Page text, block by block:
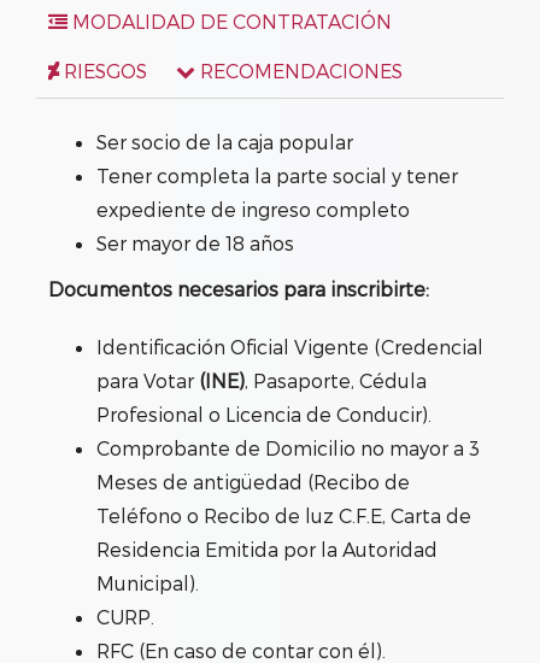
MODALIDAD DE CONTRATACIÓN
RIESGOS RECOMENDACIONES
Ser socio de la caja popular
Tener completa la parte social y tener
expediente de ingreso completo
Ser mayor de 18 años
Documentos necesarios para inscribirte:
Identificación Oficial Vigente (Credencial
para Votar (INE), Pasaporte, Cédula
Profesional o Licencia de Conducir).
Comprobante de Domicilio no mayor a 3
Meses de antigüedad (Recibo de
Teléfono o Recibo de luz C.F.E, Carta de
Residencia Emitida por la Autoridad
Municipal).
CURP.
RFC (En caso de contar con él).